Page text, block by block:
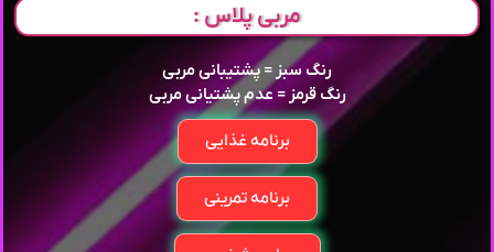
مربی پلاس :
رنگ سبز = پشتیبانی مربی
رنگ قرمز = عدم پشتیانی مربی
برنامه غذایی
برنامه تمرینی